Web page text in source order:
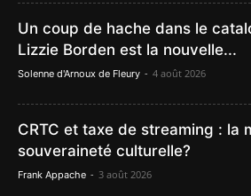
Un coup de hache dans le
Lizzie Borden est la nouvelle...
Solenne d'Arnoux de Fleury - 4 août 2026
CRTC et taxe de streaming : la
souveraineté culturelle?
Frank Appache - 3 août 2026